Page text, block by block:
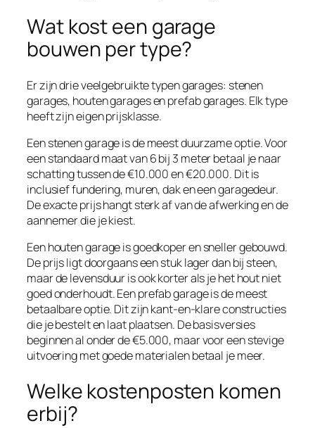
Wat kost een garage
bouwen per type?
Er zijn drie veelgebruikte typen garages: stenen
garages, houten garages en prefab garages. Elk type
heeft zijn eigen prijsklasse.
Een stenen garage is de meest duurzame optie. Voor
een standaard maat van 6 bij 3 meter betaal je naar
schatting tussen de €10.000 en €20.000. Dit is
inclusief fundering, muren, dak en een garagedeur.
De exacte prijs hangt sterk af van de afwerking en de
aannemer die je kiest.
Een houten garage is goedkoper en sneller gebouwd.
De prijs ligt doorgaans een stuk lager dan bij steen,
maar de levensduur is ook korter als je het hout niet
goed onderhoudt. Een prefab garage is de meest
betaalbare optie. Dit zijn kant-en-klare constructies
die je bestelt en laat plaatsen. De basisversies
beginnen al onder de €5.000, maar voor een stevige
uitvoering met goede materialen betaal je meer.
Welke kostenposten komen
erbij?